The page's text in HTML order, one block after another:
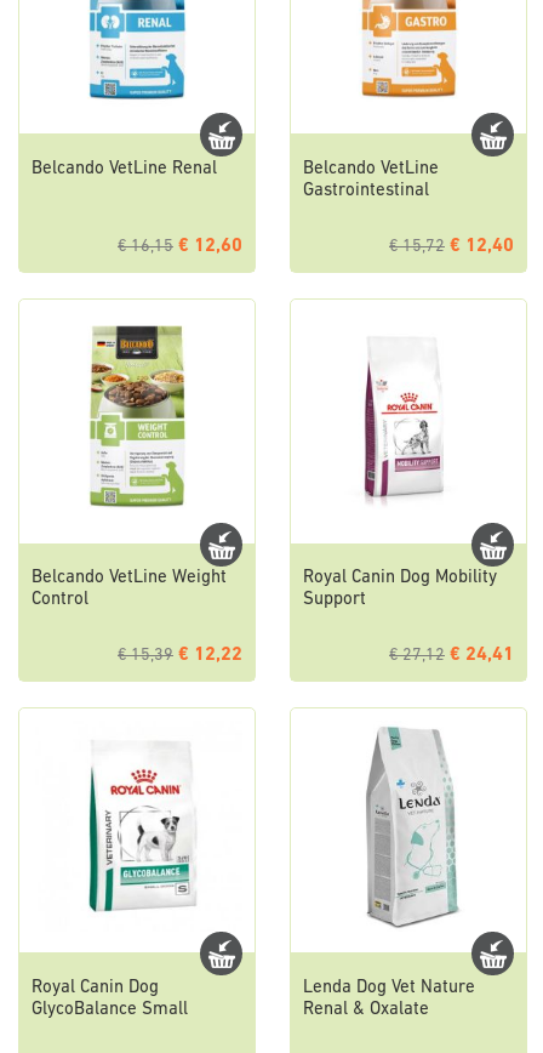
Belcando VetLine Renal
€ 16,15 € 12,60
Belcando VetLine
Gastrointestinal
€ 15,72 € 12,40
Belcando VetLine Weight
Control
€ 15,39 € 12,22
Royal Canin Dog Mobility
Support
€ 27,12 € 24,41
Royal Canin Dog
GlycoBalance Small
Lenda Dog Vet Nature
Renal & Oxalate